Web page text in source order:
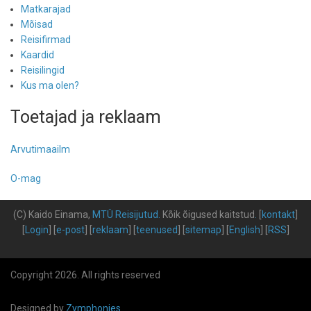
Matkarajad
Mõisad
Reisifirmad
Kaardid
Reisilingid
Kus ma olen?
Toetajad ja reklaam
Arvutimaailm
O-mag
(C) Kaido Einama, MTÜ Reisijutud Kõik õigused kaitstud [kontakt]
[Login] [e-post] [reklaam] [teenused] [sitemap] [English] [RSS]
Copyright 2026. All rights reserved
Designed by Zymphonies